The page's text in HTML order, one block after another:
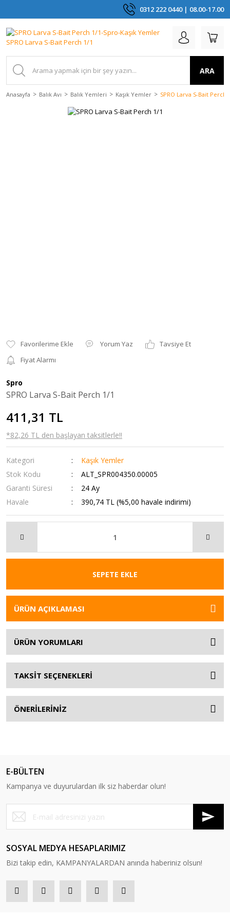
0312 222 0440 | 08.00-17.00
ARA
Anasayfa Balık Avı Balık Yemleri Kaşık Yemler SPRO Larva S-Bait Perch
Yorum Yaz
Tavsiye Et
Fiyat Alarmı
Spro
SPRO Larva S-Bait Perch 1/1
411,31 TL
*82,26 TL den başlayan taksitlerle!!
Kategori
Kaşık Yemler
Stok Kodu
ALT_SPR004350.00005
Garanti Süresi
24 Ay
Havale
390,74 TL (%5,00 havale indirimi)
SEPETE EKLE
ÜRÜN AÇIKLAMASI
ÜRÜN YORUMLARI
TAKSİT SEÇENEKLERİ
ÖNERİLERİNİZ
E-BÜLTEN
Kampanya ve duyurulardan ilk siz haberdar olun!
SOSYAL MEDYA HESAPLARIMIZ
Bizi takip edin, KAMPANYALARDAN anında haberiniz olsun!